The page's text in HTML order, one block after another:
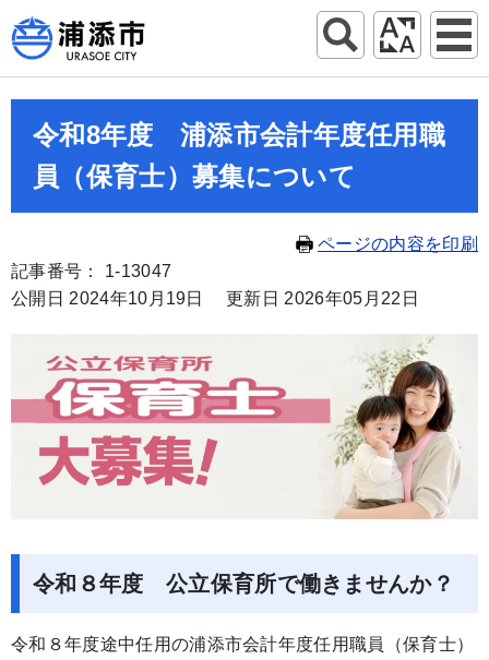
令和8年度 浦添市会計年度任用職
員（保育士）募集について
ページの内容を印刷
記事番号： 1-13047
公開日 2024年10月19日
更新日 2026年05月22日
令和８年度 公立保育所で働きませんか？
令和８年度途中任用の浦添市会計年度任用職員（保育士）